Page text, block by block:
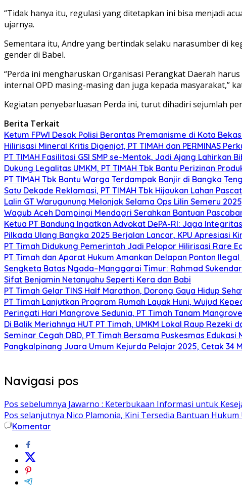
“Tidak hanya itu, regulasi yang ditetapkan ini bisa menjadi
ujarnya.
Sementara itu, Andre yang bertindak selaku narasumber di
gender di Babel.
“Perda ini mengharuskan Organisasi Perangkat Daerah
internal OPD masing-masing dan juga kepada masyarakat,”
Kegiatan penyebarluasan Perda ini, turut dihadiri sejumlah
Berita Terkait
Ketum FPWI Desak Polisi Berantas Premanisme di Kota
Hilirisasi Mineral Kritis Digenjot, PT TIMAH dan PERMINAS
PT TIMAH Fasilitasi GSI SMP se-Mentok, Jadi Ajang Lahirkan
Dukung Legalitas UMKM, PT TIMAH Tbk Bantu Perizinan
PT TIMAH Tbk Bantu Warga Terdampak Banjir di Bangka
Satu Dekade Reklamasi, PT TIMAH Tbk Hijaukan Lahan
Lalin GT Warugunung Melonjak Selama Ops Lilin Semeru
Wagub Aceh Dampingi Mendagri Serahkan Bantuan
Ketua PT Bandung Ingatkan Advokat DePA-RI: Jaga Integritas
Pilkada Ulang Bangka 2025 Berjalan Lancar, KPU Apresiasi
PT Timah Didukung Pemerintah Jadi Pelopor Hilirisasi Rare
PT Timah dan Aparat Hukum Amankan Delapan Ponton Ilegal
Sengketa Batas Ngada–Manggarai Timur: Rahmad
Sifat Benjamin Netanyahu Seperti Kera dan Babi
PT Timah Gelar TINS Half Marathon, Dorong Gaya Hidup
PT Timah Lanjutkan Program Rumah Layak Huni, Wujud
Peringati Hari Mangrove Sedunia, PT Timah Tanam
Di Balik Meriahnya HUT PT Timah, UMKM Lokal Raup Rezeki
Seminar Cegah DBD, PT Timah Bersama Puskesmas
Pangkalpinang Juara Umum Kejurda Pelajar 2025, Cetak 34
Navigasi pos
Pos sebelumnya Jawarno : Keterbukaan Informasi untuk
Pos selanjutnya Nico Plamonia, Kini Tersedia Bantuan
Komentar